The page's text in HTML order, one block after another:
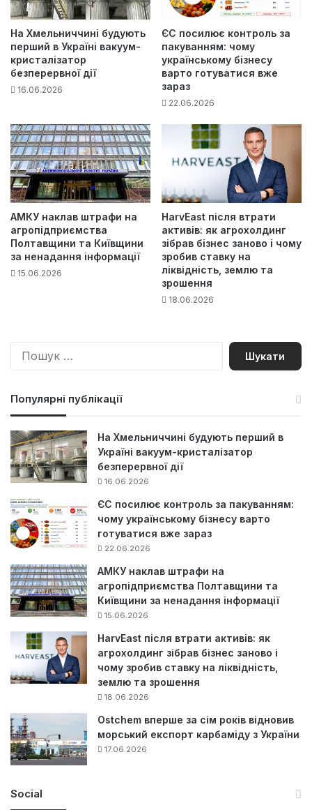
На Хмельниччині будують
перший в Україні вакуум-
кристалізатор
безперервної дії
16.06.2026
ЄС посилює контроль за
пакуванням: чому
українському бізнесу
варто готуватися вже
зараз
22.06.2026
АМКУ наклав штрафи на
агропідприємства
Полтавщини та Київщини
за ненадання інформації
15.06.2026
HarvEast після втрати
активів: як агрохолдинг
зібрав бізнес заново і чому
зробив ставку на
ліквідність, землю та
зрошення
18.06.2026
П
Популярні публікації
На Хмельниччині будують перший в
Україні вакуум-кристалізатор
безперервної дії
16.06.2026
ЄС посилює контроль за пакуванням:
чому українському бізнесу варто
готуватися вже зараз
22.06.2026
АМКУ наклав штрафи на
агропідприємства Полтавщини та
Київщини за ненадання інформації
15.06.2026
HarvEast після втрати активів: як
агрохолдинг зібрав бізнес заново і
чому зробив ставку на ліквідність,
землю та зрошення
18.06.2026
Ostchem вперше за сім років відновив
морський експорт карбаміду з України
17.06.2026
Social